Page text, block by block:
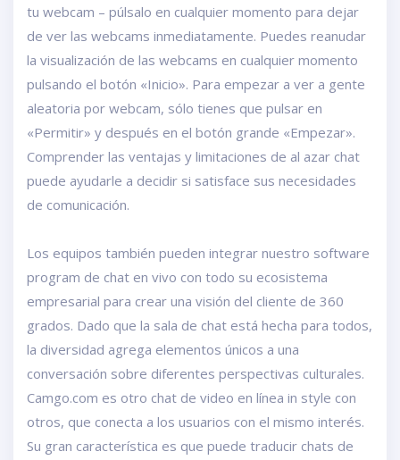
tu webcam – púlsalo en cualquier momento para dejar
de ver las webcams inmediatamente. Puedes reanudar
la visualización de las webcams en cualquier momento
pulsando el botón «Inicio». Para empezar a ver a gente
aleatoria por webcam, sólo tienes que pulsar en
«Permitir» y después en el botón grande «Empezar».
Comprender las ventajas y limitaciones de al azar chat
puede ayudarle a decidir si satisface sus necesidades
de comunicación.
Los equipos también pueden integrar nuestro software
program de chat en vivo con todo su ecosistema
empresarial para crear una visión del cliente de 360
grados. Dado que la sala de chat está hecha para todos,
la diversidad agrega elementos únicos a una
conversación sobre diferentes perspectivas culturales.
Camgo.com es otro chat de video en línea in style con
otros, que conecta a los usuarios con el mismo interés.
Su gran característica es que puede traducir chats de